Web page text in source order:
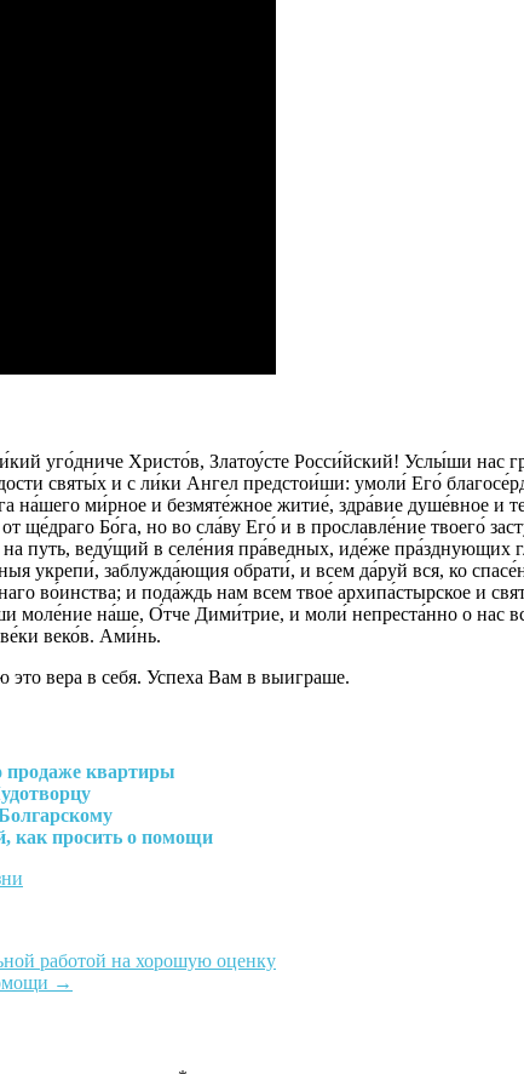
уго́дниче Христо́в, Златоу́сте Росси́йский! Услы́ши
святы́х и с ли́ки Ангел предстои́ши: умоли́ Его́
ми́рное и безмяте́жное житие́, здра́вие душе́вное и
ще́драго Бо́га, но во сла́ву Его́ и в прославле́ние твоего́
путь, веду́щий в селе́ния пра́ведных, иде́же
укрепи́, заблужда́ющия обрати́, и всем да́руй вся, ко
во́инства; и пода́ждь нам всем твое́ архипа́стырское и
моле́ние на́ше, О́тче Дими́трие, и моли́ непреста́нно о нас
ве́ки веко́в. Ами́нь.
это вера в себя. Успеха Вам в выиграше.
квартиры
как просить о помощи
работой на хорошую оценку
→